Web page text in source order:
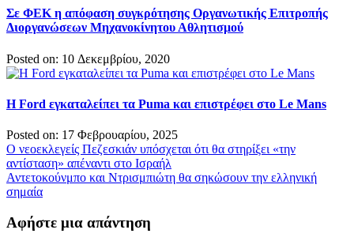
Σε ΦΕΚ η απόφαση συγκρότησης Οργανωτικής Επιτροπής
Διοργανώσεων Μηχανοκίνητου Αθλητισμού
Posted on: 10 Δεκεμβρίου, 2020
Η Ford εγκαταλείπει τα Puma και επιστρέφει στο Le Mans
Posted on: 17 Φεβρουαρίου, 2025
Πλοήγηση
άρθρων
Ο νεοεκλεγείς Πεζεσκιάν υπόσχεται ότι θα στηρίξει «την
αντίσταση» απέναντι στο Ισραήλ
Αντετοκούνμπο και Ντρισμπιώτη θα σηκώσουν την ελληνική
σημαία
Αφήστε μια απάντηση